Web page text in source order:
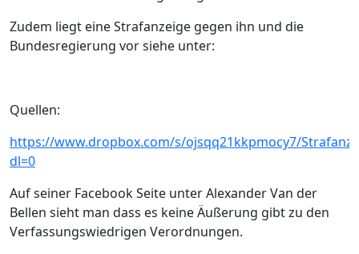
Zudem liegt eine Strafanzeige gegen ihn und die
Bundesregierung vor siehe unter:
Quellen:
https://www.dropbox.com/s/ojsqq21kkpmocy7/
dl=0
Auf seiner Facebook Seite unter Alexander Van der
Bellen sieht man dass es keine Äußerung gibt zu den
Verfassungswiedrigen Verordnungen.